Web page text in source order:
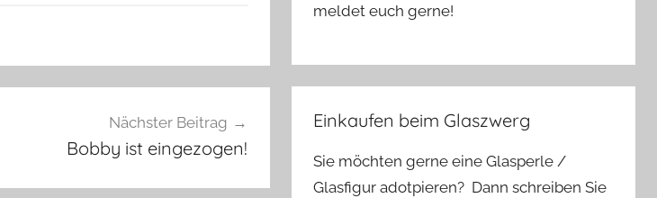
Nächster Beitrag
Bobby ist eingezogen!
meldet euch gerne!
Einkaufen beim Glaszwerg
Sie möchten gerne eine Glasperle /
Glasfigur adotpieren? Dann schreiben Sie